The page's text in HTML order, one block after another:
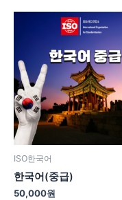
ISO한국어
한국어(중급)
50,000원